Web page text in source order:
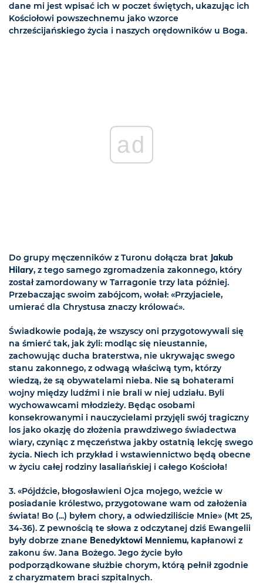
dane mi jest wpisać ich w poczet świętych, ukazując ich
Kościołowi powszechnemu jako wzorce
chrześcijańskiego życia i naszych orędowników u Boga.
ad
Do grupy męczenników z Turonu dołącza brat Jakub
Hilary, z tego samego zgromadzenia zakonnego, który
został zamordowany w Tarragonie trzy lata później.
Przebaczając swoim zabójcom, wołał: «Przyjaciele,
umierać dla Chrystusa znaczy królować».
Świadkowie podają, że wszyscy oni przygotowywali się
na śmierć tak, jak żyli: modląc się nieustannie,
zachowując ducha braterstwa, nie ukrywając swego
stanu zakonnego, z odwagą właściwą tym, którzy
wiedzą, że są obywatelami nieba. Nie są bohaterami
wojny między ludźmi i nie brali w niej udziału. Byli
wychowawcami młodzieży. Będąc osobami
konsekrowanymi i nauczycielami przyjęli swój tragiczny
los jako okazję do złożenia prawdziwego świadectwa
wiary, czyniąc z męczeństwa jakby ostatnią lekcję swego
życia. Niech ich przykład i wstawiennictwo będą obecne
w życiu całej rodziny lasaliańskiej i całego Kościoła!
3. «Pójdźcie, błogosławieni Ojca mojego, weźcie w
posiadanie królestwo, przygotowane wam od założenia
świata! Bo (...) byłem chory, a odwiedziliście Mnie» (Mt 25,
34-36). Z pewnością te słowa z odczytanej dziś Ewangelii
były dobrze znane Benedyktowi Menniemu, kapłanowi z
zakonu św. Jana Bożego. Jego życie było
podporządkowane służbie chorym, którą pełnił zgodnie
z charyzmatem braci szpitalnych.